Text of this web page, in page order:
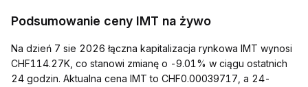
Podsumowanie ceny IMT na żywo
Na dzień 7 sie 2026 łączna kapitalizacja rynkowa IMT wynosi
CHF114.27K, co stanowi zmianę o -9.01% w ciągu ostatnich
24 godzin. Aktualna cena IMT to CHF0.00039717, a 24-